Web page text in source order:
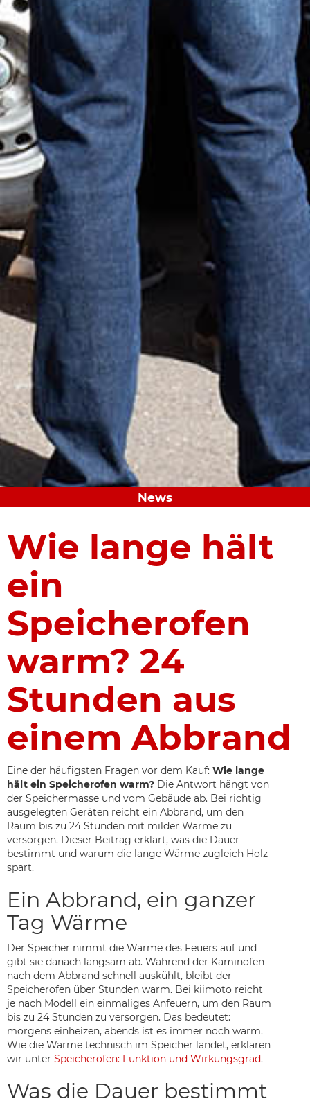
News
Wie lange hält
ein
Speicherofen
warm? 24
Stunden aus
einem Abbrand
Eine der häufigsten Fragen vor dem Kauf: Wie lange
hält ein Speicherofen warm? Die Antwort hängt von
der Speichermasse und vom Gebäude ab. Bei richtig
ausgelegten Geräten reicht ein Abbrand, um den
Raum bis zu 24 Stunden mit milder Wärme zu
versorgen. Dieser Beitrag erklärt, was die Dauer
bestimmt und warum die lange Wärme zugleich Holz
spart.
Ein Abbrand, ein ganzer
Tag Wärme
Der Speicher nimmt die Wärme des Feuers auf und
gibt sie danach langsam ab. Während der Kaminofen
nach dem Abbrand schnell auskühlt, bleibt der
Speicherofen über Stunden warm. Bei kiimoto reicht
je nach Modell ein einmaliges Anfeuern, um den Raum
bis zu 24 Stunden zu versorgen. Das bedeutet:
morgens einheizen, abends ist es immer noch warm.
Wie die Wärme technisch im Speicher landet, erklären
wir unter Speicherofen: Funktion und Wirkungsgrad.
Was die Dauer bestimmt